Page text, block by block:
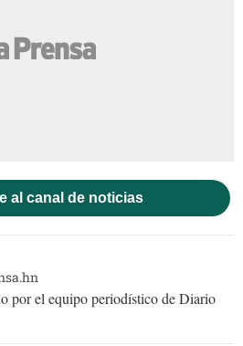
al canal de noticias
por el equipo periodístico de Diario